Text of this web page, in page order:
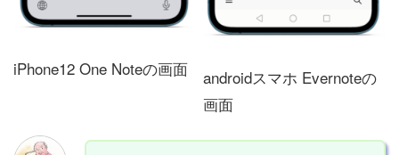
iPhone12 One Noteの画面
androidスマホ Evernoteの
画面